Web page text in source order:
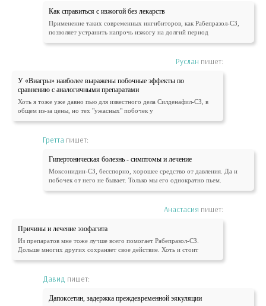
Как справиться с изжогой без лекарств
Применение таких современных ингибиторов, как Рабепразол-СЗ,
позволяет устранить напрочь изжогу на долгий период
Руслан пишет:
У «Виагры» наиболее выражены побочные эффекты по
сравнению с аналогичными препаратами
Хоть я тоже уже давно пью для известного дела Силденафил-СЗ, в
общем из-за цены, но тех "ужасных" побочек у
Гретта пишет:
Гипертоническая болезнь - симптомы и лечение
Моксонидин-СЗ, бесспорно, хорошее средство от давления. Да и
побочек от него не бывает. Только мы его однократно пьем.
Анастасия пишет:
Причины и лечение эзофагита
Из препаратов мне тоже лучше всего помогает Рабепразол-СЗ.
Дольше многих других сохраняет свое действие. Хоть и стоит
Давид пишет:
Дапоксетин, задержка преждевременной эякуляции